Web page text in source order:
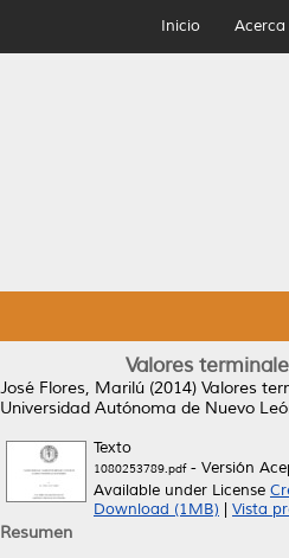
Inicio Acerca
Valores
José Flores, Marilú (2014) Valores
Universidad Autónoma de Nuevo
Texto
1080253789.pdf- Versión
Available under License
Download (1MB)
Vista
Resumen